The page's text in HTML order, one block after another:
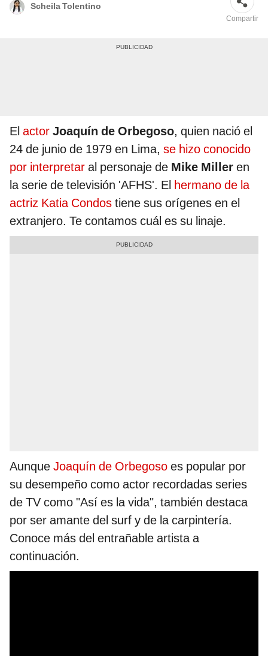
Scheila Tolentino
Compartir
El actor Joaquín de Orbegoso, quien nació el
24 de junio de 1979 en Lima, se hizo conocido
por interpretar al personaje de Mike Miller en
la serie de televisión 'AFHS'. El hermano de la
actriz Katia Condos tiene sus orígenes en el
extranjero. Te contamos cuál es su linaje.
Aunque Joaquín de Orbegoso es popular por
su desempeño como actor recordadas series
de TV como "Así es la vida", también destaca
por ser amante del surf y de la carpintería.
Conoce más del entrañable artista a
continuación.